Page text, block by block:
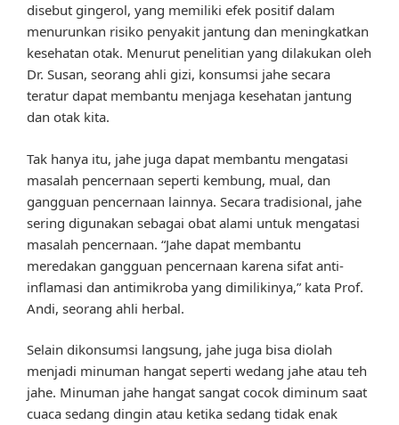
disebut gingerol, yang memiliki efek positif dalam
menurunkan risiko penyakit jantung dan meningkatkan
kesehatan otak. Menurut penelitian yang dilakukan oleh
Dr. Susan, seorang ahli gizi, konsumsi jahe secara
teratur dapat membantu menjaga kesehatan jantung
dan otak kita.
Tak hanya itu, jahe juga dapat membantu mengatasi
masalah pencernaan seperti kembung, mual, dan
gangguan pencernaan lainnya. Secara tradisional, jahe
sering digunakan sebagai obat alami untuk mengatasi
masalah pencernaan. “Jahe dapat membantu
meredakan gangguan pencernaan karena sifat anti-
inflamasi dan antimikroba yang dimilikinya,” kata Prof.
Andi, seorang ahli herbal.
Selain dikonsumsi langsung, jahe juga bisa diolah
menjadi minuman hangat seperti wedang jahe atau teh
jahe. Minuman jahe hangat sangat cocok diminum saat
cuaca sedang dingin atau ketika sedang tidak enak